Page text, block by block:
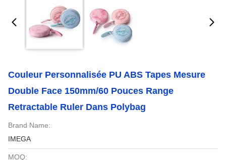
Couleur Personnalisée PU ABS Tapes Mesure
Double Face 150mm/60 Pouces Range
Retractable Ruler Dans Polybag
Brand Name:
IMEGA
MOQ: